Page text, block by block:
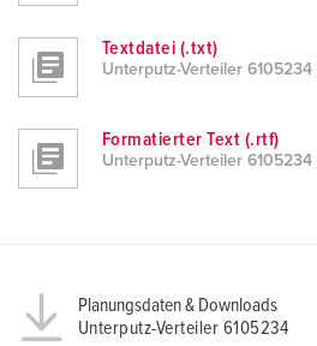
Textdatei (.txt)
Unterputz-Verteiler 6105234
Formatierter Text (.rtf)
Unterputz-Verteiler 6105234
Planungsdaten & Downloads
Unterputz-Verteiler 6105234